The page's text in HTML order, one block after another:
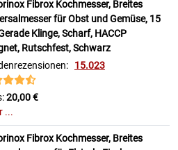
Fibrox Kochmesser, Breites
für Obst und Gemüse, 15
Klinge, Scharf, HACCP
Rutschfest, Schwarz
15.023
20,00 €
...
Fibrox Kochmesser, Breites